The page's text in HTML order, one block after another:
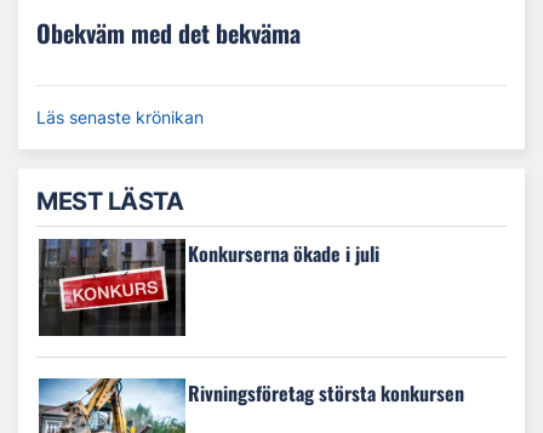
Obekväm med det bekväma
Läs senaste krönikan
MEST LÄSTA
Konkurserna ökade i juli
Rivningsföretag största konkursen